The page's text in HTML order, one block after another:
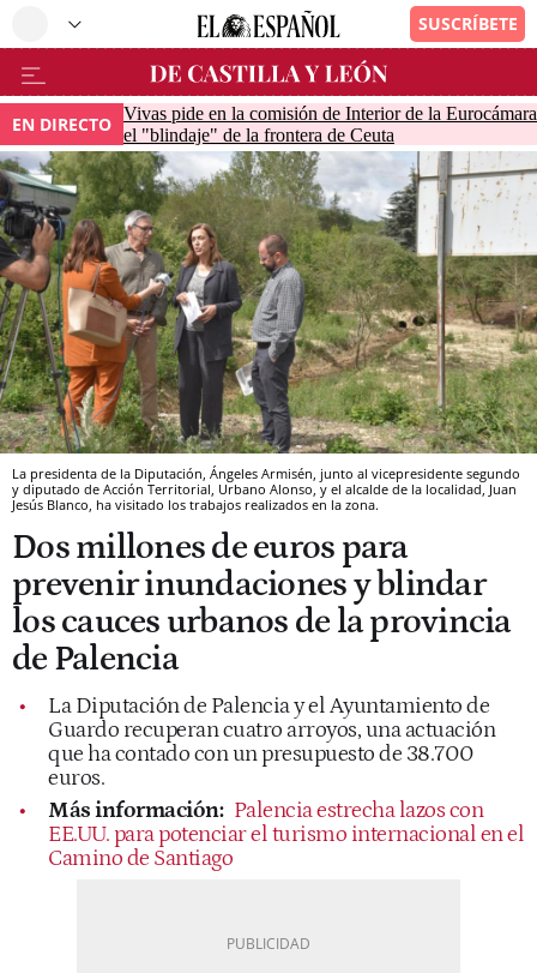
EN DIRECTO Vivas pide en la comisión de Interior de la Eurocámara
el "blindaje" de la frontera de Ceuta
La presidenta de la Diputación, Ángeles Armisén, junto al vicepresidente segundo
y diputado de Acción Territorial, Urbano Alonso, y el alcalde de la localidad, Juan
Jesús Blanco, ha visitado los trabajos realizados en la zona.
Dos millones de euros para
prevenir inundaciones y blindar
los cauces urbanos de la provincia
de Palencia
La Diputación de Palencia y el Ayuntamiento de
Guardo recuperan cuatro arroyos, una actuación
que ha contado con un presupuesto de 38.700
euros.
Más información: Palencia estrecha lazos con
EE.UU. para potenciar el turismo internacional en el
Camino de Santiago